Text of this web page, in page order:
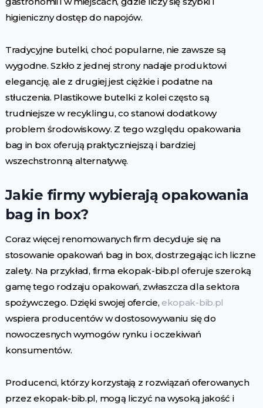
higieniczny dostęp do napojów.
Tradycyjne butelki, choć popularne, nie zawsze są
wygodne. Szkło z jednej strony nadaje produktowi
elegancję, ale z drugiej jest ciężkie i podatne na
stłuczenia. Plastikowe butelki z kolei często są
trudniejsze w recyklingu, co stanowi dodatkowy
problem środowiskowy. Z tego względu opakowania
bag in box oferują praktyczniejszą i bardziej
wszechstronną alternatywę.
Jakie firmy wybierają opakowania
bag in box?
Coraz więcej renomowanych firm decyduje się na
stosowanie opakowań bag in box, dostrzegając ich liczne
zalety. Na przykład, firma ekopak-bib.pl oferuje szeroką
gamę tego rodzaju opakowań, zwłaszcza dla sektora
spożywczego. Dzięki swojej ofercie, ekopak-bib.pl
wspiera producentów w dostosowywaniu się do
nowoczesnych wymogów rynku i oczekiwań
konsumentów.
Producenci, którzy korzystają z rozwiązań oferowanych
przez ekopak-bib.pl, mogą liczyć na wysoką jakość i